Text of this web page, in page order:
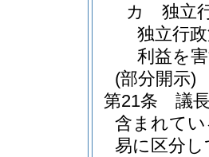
カ
独立
独立行
利益を
(部分開示)
第21条
議
含まれて
易に区分